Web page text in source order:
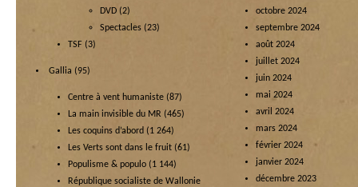
DVD (2)
Spectacles (23)
TSF (3)
Gallia (95)
Centre à vent humaniste (87)
La main invisible du MR (465)
Les coquins d’abord (1 264)
Les Verts sont dans le fruit (61)
Populisme & populo (1 144)
République socialiste de Wallonie
octobre 2024
septembre 2024
août 2024
juillet 2024
juin 2024
mai 2024
avril 2024
mars 2024
février 2024
janvier 2024
décembre 2023